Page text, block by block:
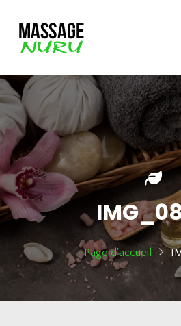
Page d'accueil